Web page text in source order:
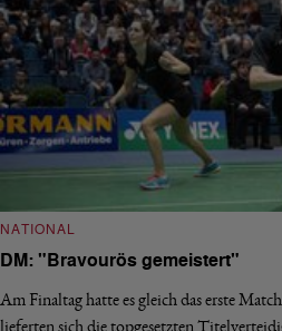
NATIONAL
DM: "Bravourös gemeistert"
Am Finaltag hatte es gleich das erste
lieferten sich die topgesetzten